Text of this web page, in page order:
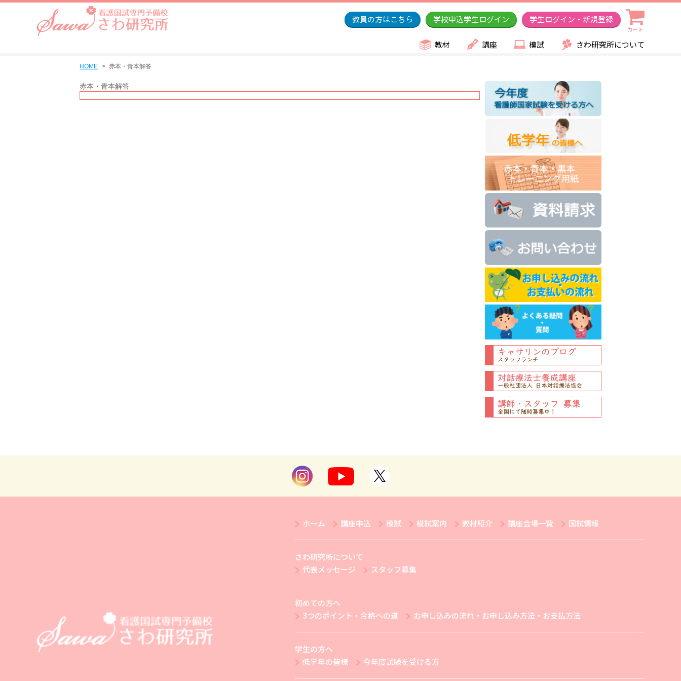
教員の方はこちら 学校申込学生ログイン 学生ログイン・新規登録
カート
教材 講座 模試 さわ研究所について
HOME 赤本・青本解答
赤本・青本解答
ホーム 講座申込 模試 模試案内 教材紹介 講座会場一覧 国試情報
さわ研究所について
代表メッセージ
スタッフ募集
初めての方へ
3つのポイント・合格への道
お申し込みの流れ・お申し込み方法・お支払方法
学生の方へ
低学年の皆様
今年度試験を受ける方